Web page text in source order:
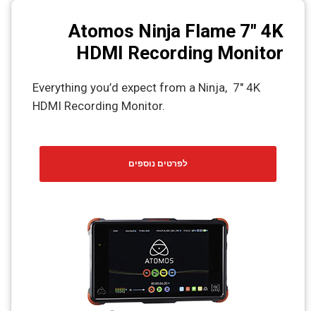
Atomos Ninja Flame 7" 4K
HDMI Recording Monitor
Everything you’d expect from a Ninja, 7" 4K
HDMI Recording Monitor.
לפרטים נוספים